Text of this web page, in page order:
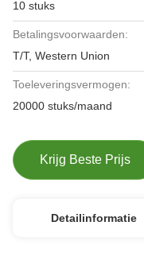
10 stuks
Betalingsvoorwaarden:
T/T, Western Union
Toeleveringsvermogen:
20000 stuks/maand
Krijg Beste Prijs
Detailinformatie